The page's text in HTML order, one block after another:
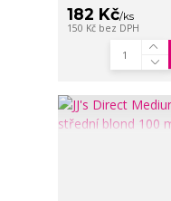
182 Kč/ks
150 Kč bez DPH